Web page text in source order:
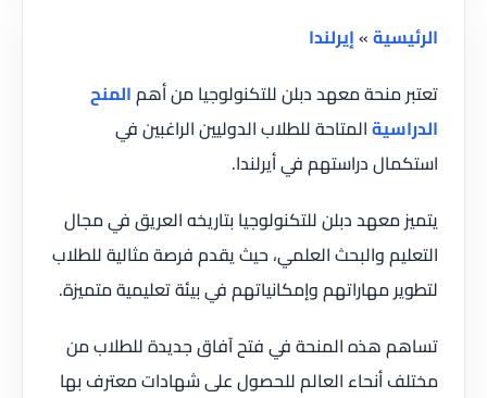
الرئيسية»إيرلندا
تعتبر منحة معهد دبلن للتكنولوجيا من أهمالمنح
الدراسيةالمتاحة للطلاب الدوليين الراغبين في
استكمال دراستهم في أيرلندا.
يتميز معهد دبلن للتكنولوجيا بتاريخه العريق في مجال
التعليم والبحث العلمي، حيث يقدم فرصة مثالية للطلاب
لتطوير مهاراتهم وإمكانياتهم في بيئة تعليمية متميزة.
تساهم هذه المنحة في فتح آفاق جديدة للطلاب من
مختلف أنحاء العالم للحصول على شهادات معترف بها